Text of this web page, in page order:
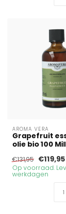
AROMA VERA
Grapefruit
olie bio 100
€131,95 €119,95
Op voorraad.
werkdagen